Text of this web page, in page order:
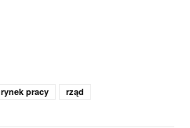
rynek pracy rząd